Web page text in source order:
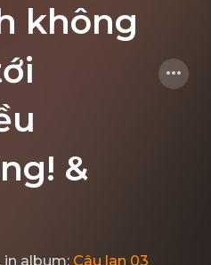
không
&
, in album: Câu lan 03